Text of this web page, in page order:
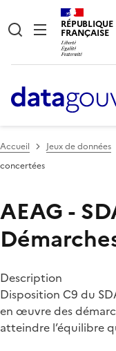
RÉPUBLIQUE
FRANÇAISE
Accueil Jeux de données
concertées
AEAG -
Description
Disposition C9 du
en œuvre des
atteindre l’équilibre